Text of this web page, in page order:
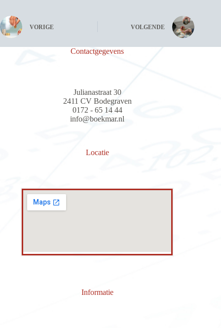
VORIGE VOLGENDE
Contactgegevens
Julianastraat 30
2411 CV Bodegraven
0172 - 65 14 44
info@boekmar.nl
Locatie
Informatie